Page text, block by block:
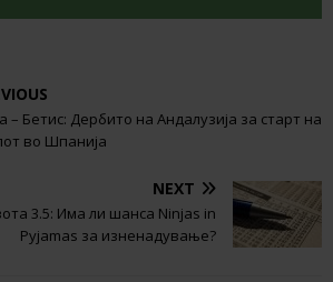
– Бетис: Дербито на Андалузија за старт на
во Шпанија
NEXT
3.5: Има ли шанса Ninjas in
Pyjamas за изненадување?